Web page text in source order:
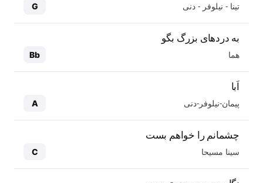
تینا - نیلوفر - دنی G
به دردهای بزرگ بگو
هما Bb
اَبا
پیمان-نیلوفر-دنی A
چشمانم را خواهم بست
سینا مسیحا C